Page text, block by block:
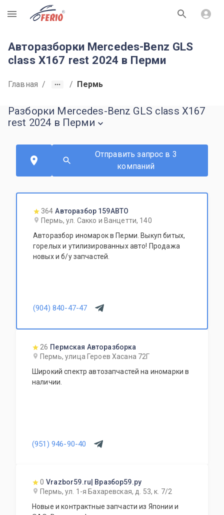
R
Авторазборки Mercedes-Benz GLS
class X167 rest 2024 в Перми
Главная / / Пермь
Разборки Mercedes-Benz GLS class X167
rest 2024 в Перми
Отправить запрос в 3
компаний
364 Авторазбор 159АВТО
Пермь, ул. Сакко и Ванцетти, 140
Авторазбор иномарок в Перми. Выкуп битых,
горелых и утилизированных авто! Продажа
новых и б/у запчастей.
(904) 840-47-47
26 Пермская Авторазборка
Пермь, улица Героев Хасана 72Г
Широкий спектр автозапчастей на иномарки в
наличии.
(951) 946-90-40
0 Vrazbor59.ru| Вразбор59.ру
Пермь, ул. 1-я Бахаревская, д. 53, к. 7/2
Новые и контрактные запчасти из Японии и